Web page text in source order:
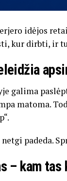
idėjos
kur dirbti, ir
galima
matoma.
padeda.
– kam